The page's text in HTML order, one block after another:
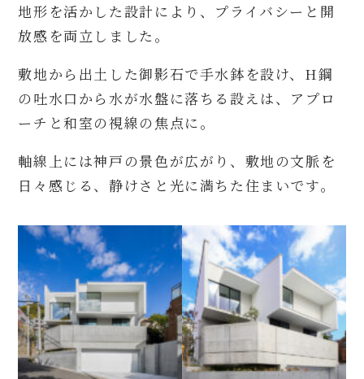
地形を活かした設計により、プライバシーと開
放感を両立しました。
敷地から出土した御影石で手水鉢を設け、H鋼
の吐水口から水が水盤に落ちる設えは、アプロ
ーチと和室の視線の焦点に。
軸線上には神戸の景色が広がり、敷地の文脈を
日々感じる、静けさと光に満ちた住まいです。